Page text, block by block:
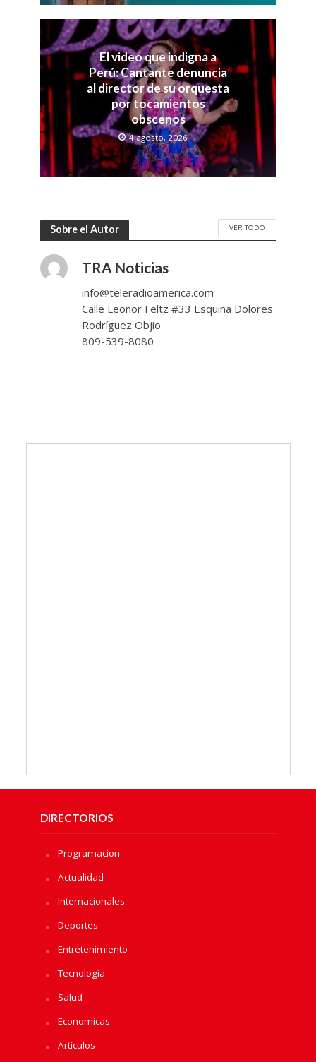
El video que indigna a
Perú: Cantante denuncia
al director de su orquesta
por tocamientos
obscenos
4 agosto, 2026
Sobre el Autor VER TODO
TRA Noticias
info@teleradioamerica.com
Calle Leonor Feltz #33 Esquina Dolores
Rodríguez Objio
809-539-8080
DIRECTORIOS
Programacion
Actualidad
Internacionales
Deportes
Entretenimiento
Tecnologia
Salud
Economicas
Artículos